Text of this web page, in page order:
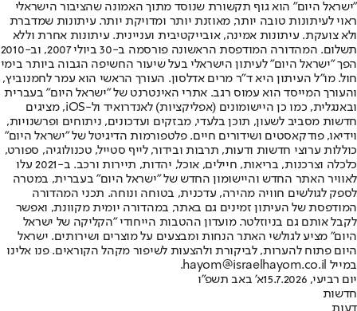
"ישראל היום" הוא גוף תקשורת שנוסד מתוך האמונה שהציבור הישראלי
ראוי לעיתונות טובה יותר, מאוזנת יותר ומדויקת יותר. עיתונות שמדברת
ולא צועקת. עיתונות אמינה, אובייקטיבית ועניינית. עיתונות אחרת וללא
תשלום. המהדורה המודפסת הראשונה פורסמה ב-30 ביולי 2007, וב-2010
הפך "ישראל היום" לעיתון הישראלי בעל שיעור החשיפה הגבוה ביותר בימי
חול. מו"ל העיתון היא ד"ר מרים אדלסון. העורך הראשי הוא עמר לחמנוביץ,
והעורך המייסד הוא עמוס רגב. אתרי האינטרנט של "ישראל היום" בעברית
ובאנגלית, כמו כן היישומונים (אפליקציות) לאנדרואיד ול-iOS, מציגים
חדשות מסביב לשעון, תוכן בלעדי, מבזקים ועדכונים, ניתוחים ופרשנויות,
וידיאו, פודקאסטים ושידורים חיים. פלטפורמות הדיגיטל של "ישראל היום"
כוללות ערוצי חדשות ודעות, תרבות ובידור, לייף סטייל, טכנולוגיה, ספורט,
כלכלה וצרכנות, בריאות, חיילים, אוכל, יהדות, תיירות ורכב. ב-2021 עלו
לאוויר האתר החדש והיישומון החדש של "ישראל היום" בעברית, במטרה
לספק לגולשים חוויה מהירה, עדכנית, בטוחה ונוחה. תכני המהדורה
המודפסת של העיתון זמינים גם באתר, במהדורה יומית מקוונת, ואפשר
לקבל אותם גם בניוזלטר. מועדון ההטבות הייחודי "הקליקה של ישראל
היום" מציע לגולשי האתר הנחות ומבצעים על מוצרים ושירותים. ישראל
היום פתוח להערות, לביקורת ולהצעות לשיפור מקהל הקוראים. פנו אלינו
במייל hayom@israelhayom.co.il.
יום רביעי, 15.7.2026
א' באב תשפ"ו
חדשות